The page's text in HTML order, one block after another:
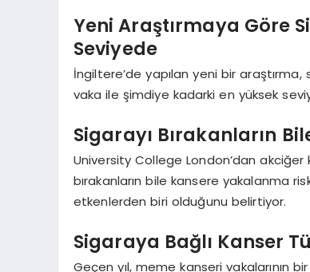
Yeni Araştırmaya Göre
Seviyede
İngiltere’de yapılan yeni bir araştırma,
vaka ile şimdiye kadarki en yüksek
Sigarayı Bırakanların
University College London’dan akciğer
bırakanların bile kansere yakalanma
etkenlerden biri olduğunu belirtiyor.
Sigaraya Bağlı Kanser
Geçen yıl, meme kanseri vakalarının